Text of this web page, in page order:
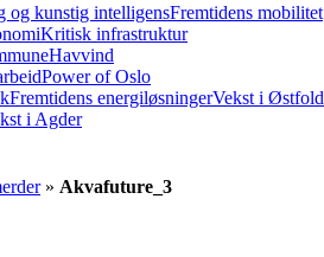
og kunstig intelligensFremtidens mobilitet
Kritisk infrastruktur
Havvind
Power of Oslo
Fremtidens energiløsningerVekst i Østfold
i Agder
» Akvafuture_3